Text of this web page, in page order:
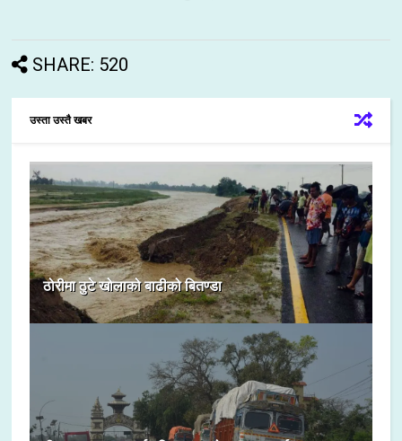
SHARE: 520
उस्ता उस्तै खबर
ठोरीमा ठुटे खोलाको बाढीको बितण्डा